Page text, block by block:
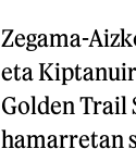
Zegama-
eta
Golden Trail
hamarretan